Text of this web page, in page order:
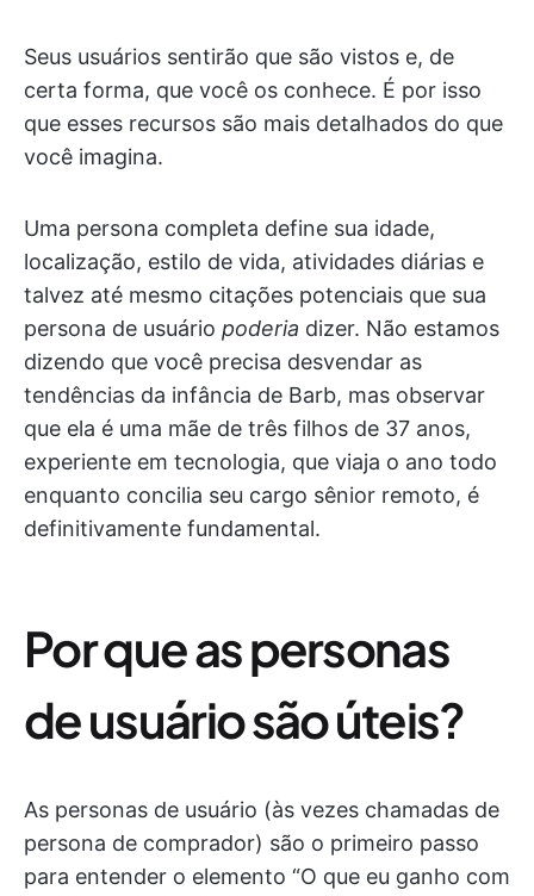
Seus usuários sentirão que são vistos e, de
certa forma, que você os conhece. É por isso
que esses recursos são mais detalhados do que
você imagina.
Uma persona completa define sua idade,
localização, estilo de vida, atividades diárias e
talvez até mesmo citações potenciais que sua
persona de usuário poderia dizer. Não estamos
dizendo que você precisa desvendar as
tendências da infância de Barb, mas observar
que ela é uma mãe de três filhos de 37 anos,
experiente em tecnologia, que viaja o ano todo
enquanto concilia seu cargo sênior remoto, é
definitivamente fundamental.
Por que as personas
de usuário são úteis?
As personas de usuário (às vezes chamadas de
persona de comprador) são o primeiro passo
para entender o elemento “O que eu ganho com